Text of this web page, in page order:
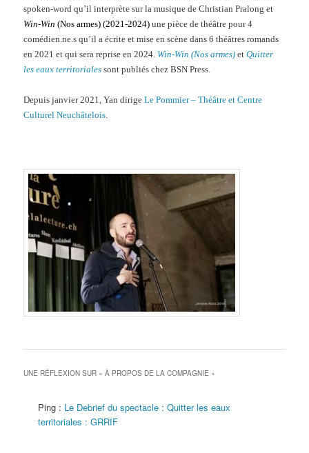
spoken-word qu’il interprète sur la musique de Christian Pralong et
Win-Win (Nos armes) (2021-2024)une pièce de théâtre pour 4
comédien.ne.s qu’il a écrite et mise en scène dans 6 théâtres romands
en 2021 et qui sera reprise en 2024. Win-Win (Nos armes) etQuitter
les eaux territoriales sont publiés chez BSN Press.
Depuis janvier 2021, Yan dirigeLe Pommier – Théâtre et Centre
Culturel Neuchâtelois
UNE RÉFLEXION SUR «À PROPOS DE LA COMPAGNIE »
Ping : Le Debrief du spectacle : Quitter les eaux
territoriales : GRRIF